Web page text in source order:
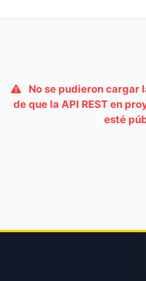
No se pudieron cargar
de que la API REST en
esté